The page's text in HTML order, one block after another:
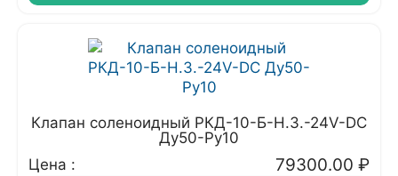
Клапан соленоидный РКД-10-Б-Н.З.-24V-DC
Ду50-Ру10
Цена :
79300.00 ₽